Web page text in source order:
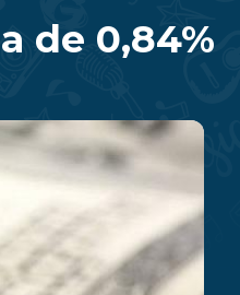
de 0,84%